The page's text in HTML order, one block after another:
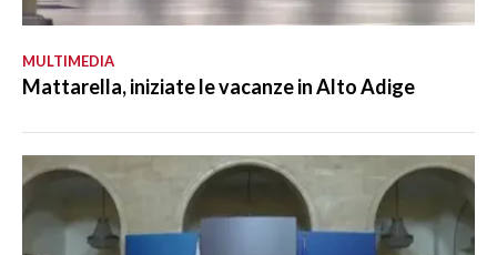
MULTIMEDIA
Mattarella, iniziate le vacanze in Alto Adige